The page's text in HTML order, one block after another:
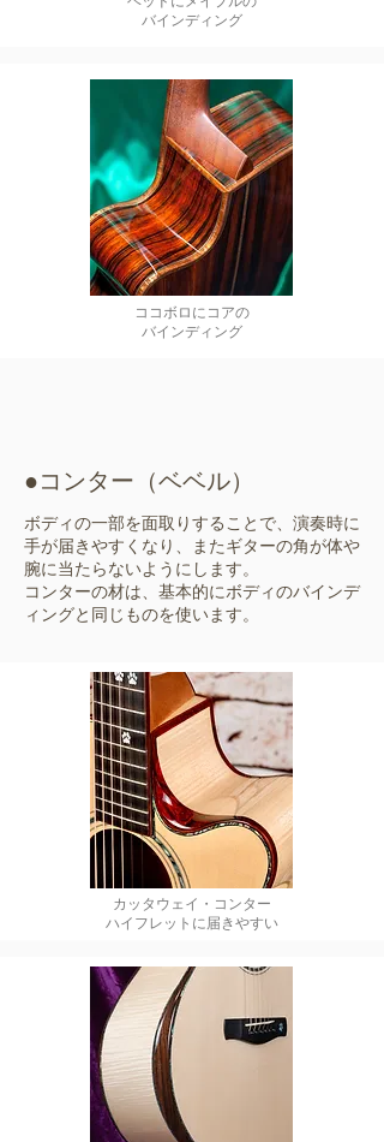
バインディング
ココボロにコアの
バインディング
●コンター（ベベル）
ボディの一部を面取りすることで、演奏時に
手が届きやすくなり、またギターの角が体や
腕に当たらないようにします。​
​コンターの材は、基本的にボディのバインデ
ィングと同じものを使います。
カッタウェイ・コンター
​ハイフレットに届きやすい